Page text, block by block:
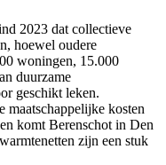
2023 dat collectieve
hoewel oudere
woningen, 15.000
duurzame
geschikt leken.
maatschappelijke kosten
komt Berenschot in Den
zijn een stuk